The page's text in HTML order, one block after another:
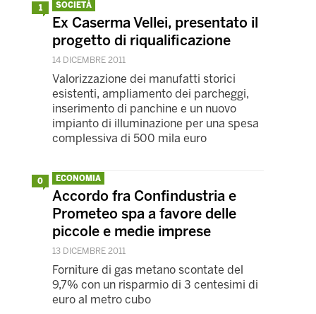
1 SOCIETÀ
Ex Caserma Vellei, presentato il
progetto di riqualificazione
14 DICEMBRE 2011
Valorizzazione dei manufatti storici
esistenti, ampliamento dei parcheggi,
inserimento di panchine e un nuovo
impianto di illuminazione per una spesa
complessiva di 500 mila euro
0 ECONOMIA
Accordo fra Confindustria e
Prometeo spa a favore delle
piccole e medie imprese
13 DICEMBRE 2011
Forniture di gas metano scontate del
9,7% con un risparmio di 3 centesimi di
euro al metro cubo